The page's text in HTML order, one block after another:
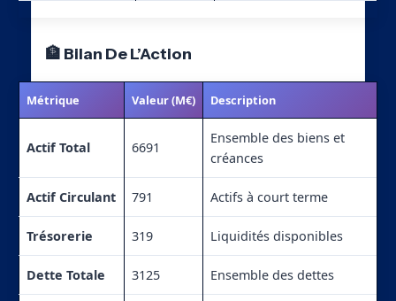
🏦 Bilan De L’Action
Métrique Valeur (M€) Description
Actif Total 6691
Ensemble des biens et
créances
Actif Circulant 791 Actifs à court terme
Trésorerie 319 Liquidités disponibles
Dette Totale 3125 Ensemble des dettes